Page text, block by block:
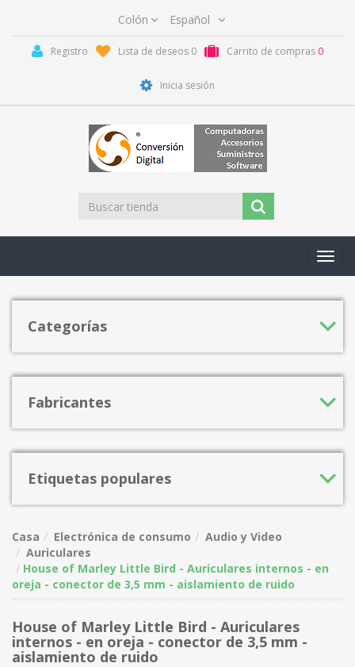
Registro Lista de deseos 0 Carrito de compras 0
Inicia sesión
Categorías
Fabricantes
Etiquetas populares
Casa Electrónica de consumo
Audio y Video
Auriculares
House of Marley Little Bird - Auriculares internos - en
oreja - conector de 3,5 mm - aislamiento de ruido
House of Marley Little Bird - Auriculares
internos - en oreja - conector de 3,5 mm -
aislamiento de ruido